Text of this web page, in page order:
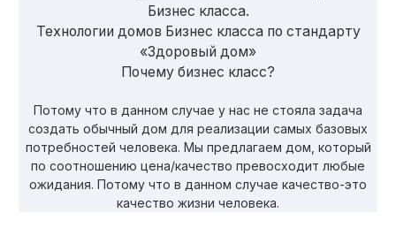
Бизнес класса.
Технологии домов Бизнес класса по стандарту
«Здоровый дом»
Почему бизнес класс?
Потому что в данном случае у нас не стояла задача
создать обычный дом для реализации самых базовых
потребностей человека. Мы предлагаем дом, который
по соотношению цена/качество превосходит любые
ожидания. Потому что в данном случае качество-это
качество жизни человека.